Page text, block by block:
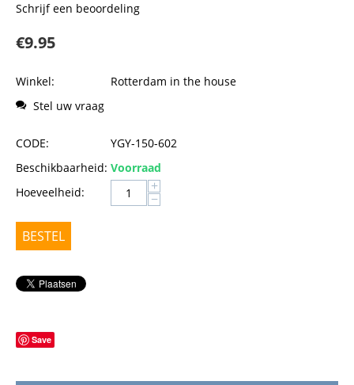
Schrijf een beoordeling
€9.95
Winkel:
Rotterdam in the house
Stel uw vraag
CODE:
YGY-150-602
Beschikbaarheid: Voorraad
Hoeveelheid:
+
−
BESTEL
Save